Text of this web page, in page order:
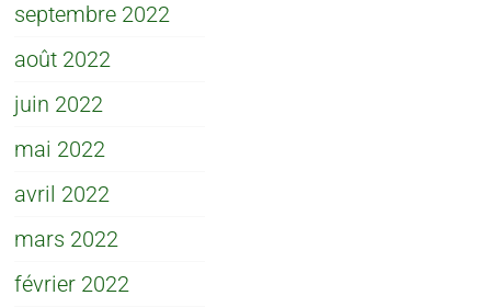
septembre 2022
août 2022
juin 2022
mai 2022
avril 2022
mars 2022
février 2022